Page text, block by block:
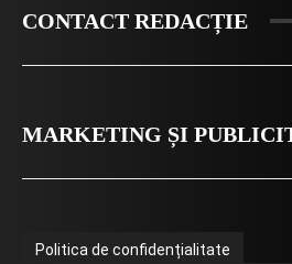
CONTACT REDACȚIE
MARKETING ȘI
Politica de confidențialitate